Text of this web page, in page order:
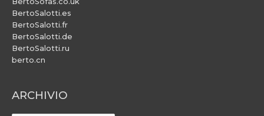
BertoSalotti.es
BertoSalotti.fr
BertoSalotti.de
BertoSalotti.ru
berto.cn
ARCHIVIO
ARCHIVIO